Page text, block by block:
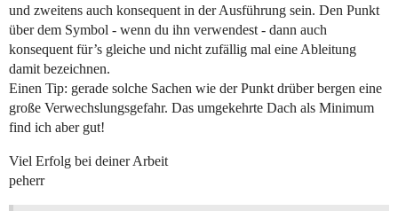
und zweitens auch konsequent in der Ausführung sein. Den Punkt
über dem Symbol - wenn du ihn verwendest - dann auch
konsequent für’s gleiche und nicht zufällig mal eine Ableitung
damit bezeichnen.
Einen Tip: gerade solche Sachen wie der Punkt drüber bergen eine
große Verwechslungsgefahr. Das umgekehrte Dach als Minimum
find ich aber gut!
Viel Erfolg bei deiner Arbeit
peherr